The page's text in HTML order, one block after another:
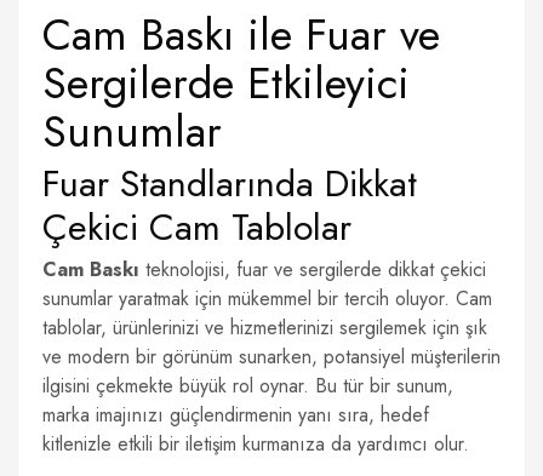
Cam Baskı ile Fuar ve
Sergilerde Etkileyici
Sunumlar
Fuar Standlarında Dikkat
Çekici Cam Tablolar
Cam Baskı teknolojisi, fuar ve sergilerde dikkat çekici
sunumlar yaratmak için mükemmel bir tercih oluyor. Cam
tablolar, ürünlerinizi ve hizmetlerinizi sergilemek için şık
ve modern bir görünüm sunarken, potansiyel müşterilerin
ilgisini çekmekte büyük rol oynar. Bu tür bir sunum,
marka imajınızı güçlendirmenin yanı sıra, hedef
kitlenizle etkili bir iletişim kurmanıza da yardımcı olur.